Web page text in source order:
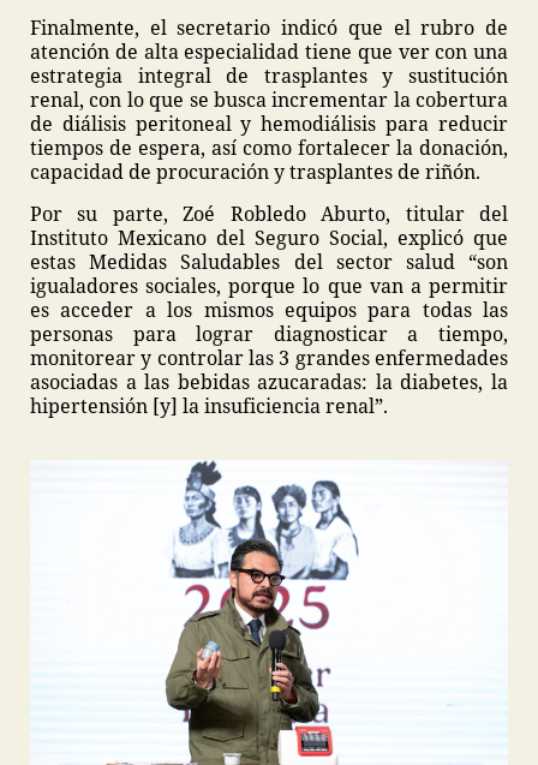
Finalmente, el secretario indicó que el rubro de
atención de alta especialidad tiene que ver con una
estrategia integral de trasplantes y sustitución
renal, con lo que se busca incrementar la cobertura
de diálisis peritoneal y hemodiálisis para reducir
tiempos de espera, así como fortalecer la donación,
capacidad de procuración y trasplantes de riñón.
Por su parte, Zoé Robledo Aburto, titular del
Instituto Mexicano del Seguro Social, explicó que
estas Medidas Saludables del sector salud “son
igualadores sociales, porque lo que van a permitir
es acceder a los mismos equipos para todas las
personas para lograr diagnosticar a tiempo,
monitorear y controlar las 3 grandes enfermedades
asociadas a las bebidas azucaradas: la diabetes, la
hipertensión [y] la insuficiencia renal”.